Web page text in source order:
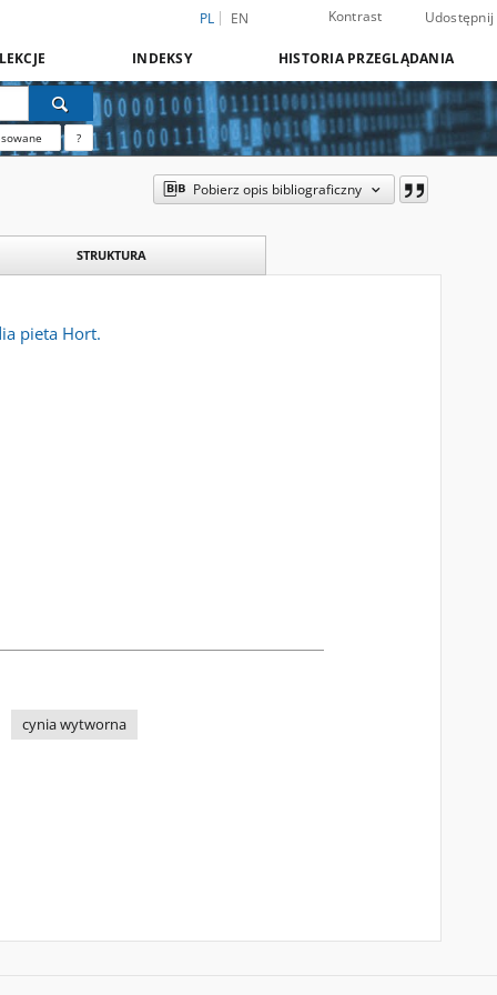
PL EN Kontrast Udostępnij
INDEKSY HISTORIA PRZEGLĄDANIA
?
Pobierz opis bibliograficzny
STRUKTURA
pieta Hort.
cynia wytworna